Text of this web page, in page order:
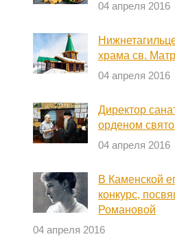
04 апреля 2016
храма св.
04 апреля 2016
Директор
орденом
04 апреля 2016
В Каменской
конкурс,
Романовой
04 апреля 2016